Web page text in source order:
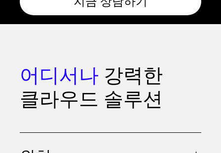
어디서나 강력한
클라우드 솔루션